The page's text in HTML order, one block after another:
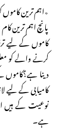
٭اہم ترین
پانچ اہم ترین
کاموں کے لیے
کرنے والے کو
ہے۔